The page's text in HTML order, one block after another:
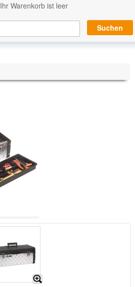
Ihr Warenkorb ist leer